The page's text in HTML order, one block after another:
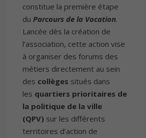
constitue la première étape
du Parcours de la Vocation.
Lancée dès la création de
l’association, cette action vise
à organiser des forums des
métiers directement au sein
des collèges situés dans
les quartiers prioritaires de
la politique de la ville
(QPV) sur les différents
territoires d’action de